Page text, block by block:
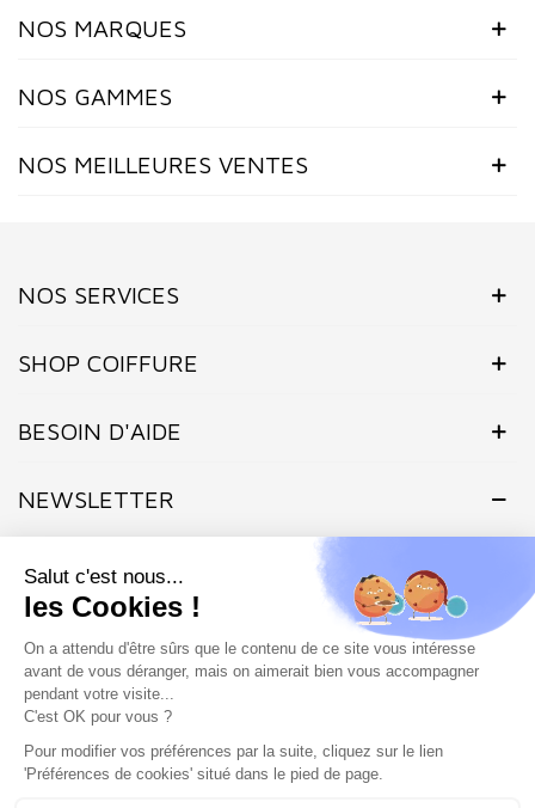
NOS MARQUES
NOS GAMMES
NOS MEILLEURES VENTES
NOS SERVICES
SHOP COIFFURE
BESOIN D'AIDE
NEWSLETTER
exclusivité nos offres flashs, promotions et actualités.
Site protégé par reCAPTCHA.
vérifier.